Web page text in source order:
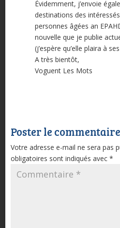
Évidemment, j’envoie
destinations des
personnes âgées an
nouvelle que je publie
(j’espère qu’elle plaira à
A très bientôt,
Voguent Les Mots
Poster le commentaire
Votre adresse e-mail ne sera pas
obligatoires sont indiqués avec *